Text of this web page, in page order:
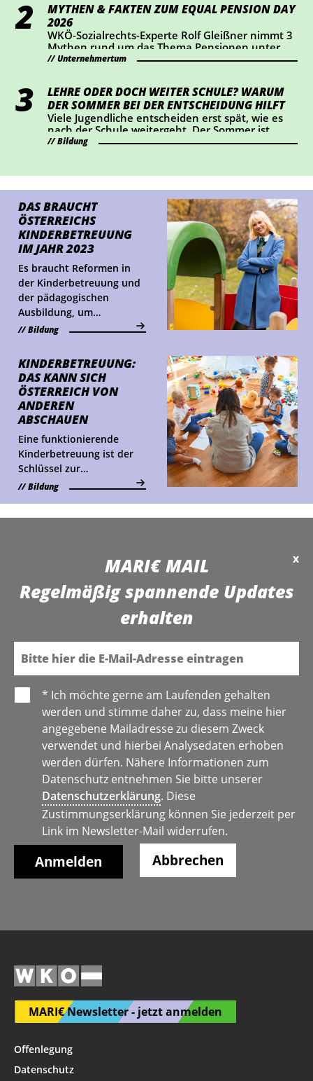
sollte jetzt prüfen, ob Handlungsbedarf besteht.
MYTHEN & FAKTEN ZUM EQUAL PENSION DAY
2026
WKÖ-Sozialrechts-Experte Rolf Gleißner nimmt 3
Mythen rund um das Thema Pensionen unter
die Lupe und liefert Fakten.
Unternehmertum
LEHRE ODER DOCH WEITER SCHULE? WARUM
DER SOMMER BEI DER ENTSCHEIDUNG HILFT
Viele Jugendliche entscheiden erst spät, wie es
nach der Schule weitergeht. Der Sommer ist
ideal, um Lehrberufe auszuprobieren und Fragen
Bildung
DAS BRAUCHT
ÖSTERREICHS
KINDER­BETREUUNG
IM JAHR 2023
Es braucht Reformen in
der Kinderbetreuung und
der pädagogischen
Ausbildung, um
Fachkräfte zu sichern und
Welche Maßnahmen
helfen, erklärt die
Bildungsexpertin Veronika
Michitsch im MARI€-
Interview.
Bildung
KINDER­BETREUUNG:
DAS KANN SICH
ÖSTERREICH VON
ANDEREN
ABSCHAUEN
Eine funktionierende
Kinderbetreuung ist der
Schlüssel zur
Vereinbarkeit von Beruf
Bildung
x
MARI€ MAIL
Regelmäßig spannende Updates
erhalten
E-Mail
* Ich möchte gerne am Laufenden gehalten
werden und stimme daher zu, dass meine hier
angegebene Mailadresse zu diesem Zweck
verwendet und hierbei Analysedaten erhoben
werden dürfen. Nähere Informationen zum
Datenschutz entnehmen Sie bitte unserer
Datenschutzerklärung. Diese
Zustimmungserklärung können Sie jederzeit per
Link im Newsletter-Mail widerrufen.
Abbrechen
MARI€ Newsletter - jetzt anmelden
Offenlegung
Datenschutz